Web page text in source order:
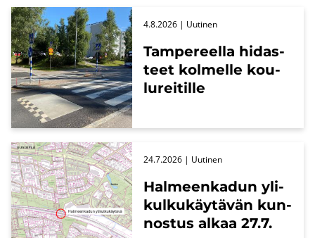
Tam­pe­reel­la hi­das­
teet kol­mel­le kou­
lu­rei­til­le
4.8.2026 | Uu­ti­nen
Hal­meen­ka­dun yli­
kul­ku­käy­tä­vän kun­
nos­tus alkaa 27.7.
24.7.2026 | Uu­ti­nen